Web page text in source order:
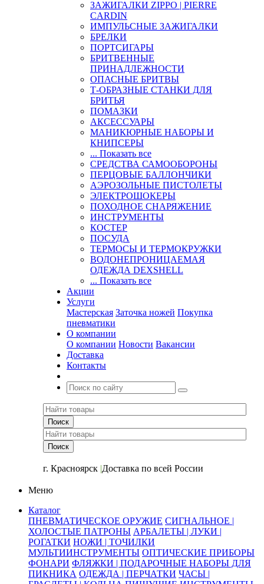
ЗАЖИГАЛКИ ZIPPO | PIERRE
CARDIN
ИМПУЛЬСНЫЕ ЗАЖИГАЛКИ
БРЕЛКИ
ПОРТСИГАРЫ
БРИТВЕННЫЕ
ПРИНАДЛЕЖНОСТИ
ОПАСНЫЕ БРИТВЫ
Т-ОБРАЗНЫЕ СТАНКИ ДЛЯ
БРИТЬЯ
ПОМАЗКИ
АКСЕССУАРЫ
МАНИКЮРНЫЕ НАБОРЫ И
КНИПСЕРЫ
... Показать все
СРЕДСТВА САМООБОРОНЫ
ПЕРЦОВЫЕ БАЛЛОНЧИКИ
АЭРОЗОЛЬНЫЕ ПИСТОЛЕТЫ
ЭЛЕКТРОШОКЕРЫ
ПОХОДНОЕ СНАРЯЖЕНИЕ
ИНСТРУМЕНТЫ
КОСТЕР
ПОСУДА
ТЕРМОСЫ И ТЕРМОКРУЖКИ
ВОДОНЕПРОНИЦАЕМАЯ
ОДЕЖДА DEXSHELL
... Показать все
Акции
Услуги
Мастерская Заточка ножей Покупка
пневматики
О компании
О компании Новости Вакансии
Доставка
Контакты
г. Красноярск |Доставка по всей России
Меню
Каталог
ПНЕВМАТИЧЕСКОЕ ОРУЖИЕ СИГНАЛЬНОЕ |
ХОЛОСТЫЕ ПАТРОНЫ АРБАЛЕТЫ | ЛУКИ |
РОГАТКИ НОЖИ | ТОЧИЛКИ
МУЛЬТИИНСТРУМЕНТЫ ОПТИЧЕСКИЕ ПРИБОРЫ
ФОНАРИ ФЛЯЖКИ | ПОДАРОЧНЫЕ НАБОРЫ ДЛЯ
ПИКНИКА ОДЕЖДА | ПЕРЧАТКИ ЧАСЫ |